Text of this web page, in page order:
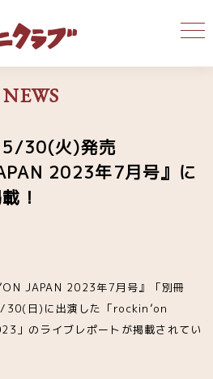
NEWS
5/30(火)発売
2023年7月号』に
！
JAPAN 2023年7月号』「別冊
日)に出演した「rockin’on
」のライブレポートが掲載されてい